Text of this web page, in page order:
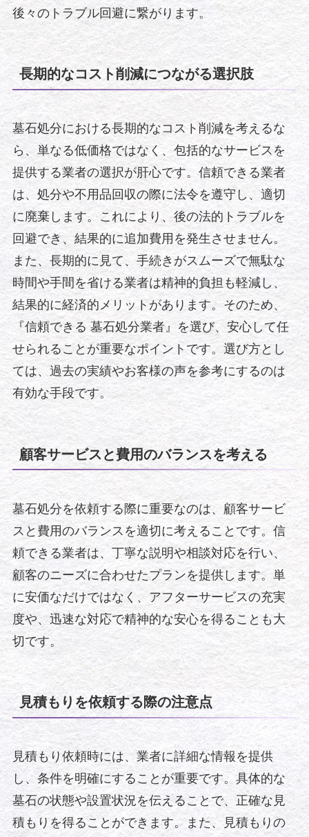
後々のトラブル回避に繋がります。
長期的なコスト削減につながる選択肢
墓石処分における長期的なコスト削減を考えるな
ら、単なる低価格ではなく、包括的なサービスを
提供する業者の選択が肝心です。信頼できる業者
は、処分や不用品回収の際に法令を遵守し、適切
に廃棄します。これにより、後の法的トラブルを
回避でき、結果的に追加費用を発生させません。
また、長期的に見て、手続きがスムーズで無駄な
時間や手間を省ける業者は精神的負担も軽減し、
結果的に経済的メリットがあります。そのため、
『信頼できる 墓石処分業者』を選び、安心して任
せられることが重要なポイントです。選び方とし
ては、過去の実績やお客様の声を参考にするのは
有効な手段です。
顧客サービスと費用のバランスを考える
墓石処分を依頼する際に重要なのは、顧客サービ
スと費用のバランスを適切に考えることです。信
頼できる業者は、丁寧な説明や相談対応を行い、
顧客のニーズに合わせたプランを提供します。単
に安価なだけではなく、アフターサービスの充実
度や、迅速な対応で精神的な安心を得ることも大
切です。
見積もりを依頼する際の注意点
見積もり依頼時には、業者に詳細な情報を提供
し、条件を明確にすることが重要です。具体的な
墓石の状態や設置状況を伝えることで、正確な見
積もりを得ることができます。また、見積もりの